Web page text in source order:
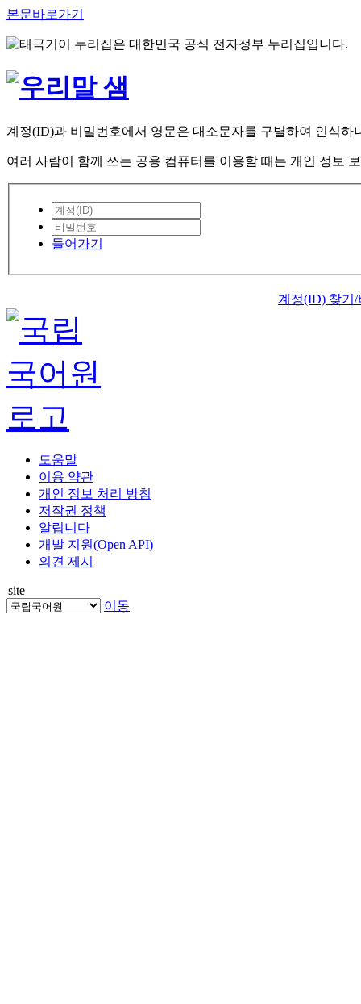
본문바로가기
이 누리집은 대한민국 공식 전자정부 누리집입니다.
계정(ID)과 비밀번호에서 영문은 대소문자를 구별하여 인식하
여러 사람이 함께 쓰는 공용 컴퓨터를 이용할 때는 개인 정보
들어가기
계정(ID) 찾기
도움말
이용 약관
개인 정보 처리 방침
저작권 정책
알립니다
개발 지원(Open API)
의견 제시
site
이동